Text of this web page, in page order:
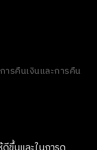
การคืนเงินและการคืน